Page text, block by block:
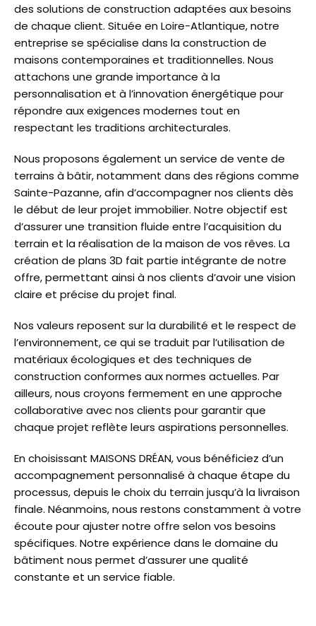
des solutions de construction adaptées aux besoins
de chaque client. Située en Loire-Atlantique, notre
entreprise se spécialise dans la construction de
maisons contemporaines et traditionnelles. Nous
attachons une grande importance à la
personnalisation et à l’innovation énergétique pour
répondre aux exigences modernes tout en
respectant les traditions architecturales.
Nous proposons également un service de vente de
terrains à bâtir, notamment dans des régions comme
Sainte-Pazanne, afin d’accompagner nos clients dès
le début de leur projet immobilier. Notre objectif est
d’assurer une transition fluide entre l’acquisition du
terrain et la réalisation de la maison de vos rêves. La
création de plans 3D fait partie intégrante de notre
offre, permettant ainsi à nos clients d’avoir une vision
claire et précise du projet final.
Nos valeurs reposent sur la durabilité et le respect de
l’environnement, ce qui se traduit par l’utilisation de
matériaux écologiques et des techniques de
construction conformes aux normes actuelles. Par
ailleurs, nous croyons fermement en une approche
collaborative avec nos clients pour garantir que
chaque projet reflète leurs aspirations personnelles.
En choisissant MAISONS DRÉAN, vous bénéficiez d’un
accompagnement personnalisé à chaque étape du
processus, depuis le choix du terrain jusqu’à la livraison
finale. Néanmoins, nous restons constamment à votre
écoute pour ajuster notre offre selon vos besoins
spécifiques. Notre expérience dans le domaine du
bâtiment nous permet d’assurer une qualité
constante et un service fiable.